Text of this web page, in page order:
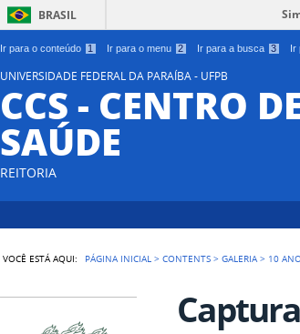
Ir para o conteúdo 1 Ir para o menu 2 Ir para a busca 3 Ir
BRASIL
UNIVERSIDADE FEDERAL DA PARAÍBA - UFPB
CCS - CENTRO
SAÚDE
REITORIA
VOCÊ ESTÁ AQUI: PÁGINA INICIAL >CONTENTS >GALERIA > 10